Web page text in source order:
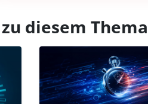
diesem Thema